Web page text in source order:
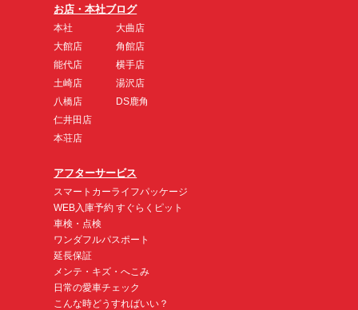
お店・本社ブログ
本社
大館店
能代店
土崎店
八橋店
仁井田店
本荘店
大曲店
角館店
横手店
湯沢店
DS鹿角
アフターサービス
スマートカーライフパッケージ
WEB入庫予約 すぐらくピット
車検・点検
ワンダフルパスポート
延長保証
メンテ・キズ・へこみ
日常の愛車チェック
こんな時どうすればいい？